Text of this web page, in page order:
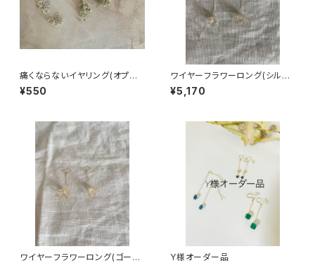
痛くならないイヤリング(オプショ
ン)
¥550
ワイヤーフラワーロング(シルバ
ー)
¥5,170
ワイヤーフラワーロング(ゴール
Y様オーダー品